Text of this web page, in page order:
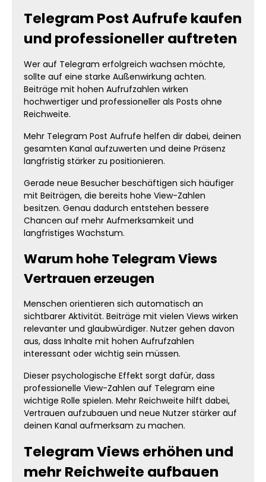
Telegram Post Aufrufe kaufen
und professioneller auftreten
Wer auf Telegram erfolgreich wachsen möchte,
sollte auf eine starke Außenwirkung achten.
Beiträge mit hohen Aufrufzahlen wirken
hochwertiger und professioneller als Posts ohne
Reichweite.
Mehr Telegram Post Aufrufe helfen dir dabei, deinen
gesamten Kanal aufzuwerten und deine Präsenz
langfristig stärker zu positionieren.
Gerade neue Besucher beschäftigen sich häufiger
mit Beiträgen, die bereits hohe View-Zahlen
besitzen. Genau dadurch entstehen bessere
Chancen auf mehr Aufmerksamkeit und
langfristiges Wachstum.
Warum hohe Telegram Views
Vertrauen erzeugen
Menschen orientieren sich automatisch an
sichtbarer Aktivität. Beiträge mit vielen Views wirken
relevanter und glaubwürdiger. Nutzer gehen davon
aus, dass Inhalte mit hohen Aufrufzahlen
interessant oder wichtig sein müssen.
Dieser psychologische Effekt sorgt dafür, dass
professionelle View-Zahlen auf Telegram eine
wichtige Rolle spielen. Mehr Reichweite hilft dabei,
Vertrauen aufzubauen und neue Nutzer stärker auf
deinen Kanal aufmerksam zu machen.
Telegram Views erhöhen und
mehr Reichweite aufbauen